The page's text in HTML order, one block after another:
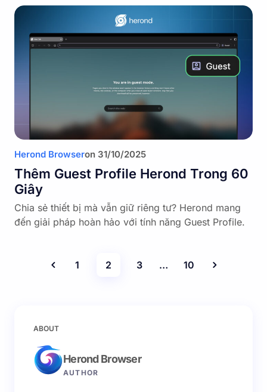
Herond Browseron 31/10/2025
Thêm Guest Profile Herond Trong 60
Giây
Chia sẻ thiết bị mà vẫn giữ riêng tư? Herond mang
đến giải pháp hoàn hảo với tính năng Guest Profile.
1 2 3 … 10
ABOUT
Herond Browser
AUTHOR